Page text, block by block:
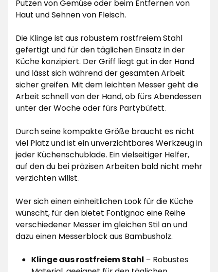
Putzen von Gemüse oder beim Entfernen von
Haut und Sehnen von Fleisch.
Die Klinge ist aus robustem rostfreiem Stahl
gefertigt und für den täglichen Einsatz in der
Küche konzipiert. Der Griff liegt gut in der Hand
und lässt sich während der gesamten Arbeit
sicher greifen. Mit dem leichten Messer geht die
Arbeit schnell von der Hand, ob fürs Abendessen
unter der Woche oder fürs Partybüfett.
Durch seine kompakte Größe braucht es nicht
viel Platz und ist ein unverzichtbares Werkzeug in
jeder Küchenschublade. Ein vielseitiger Helfer,
auf den du bei präzisen Arbeiten bald nicht mehr
verzichten willst.
Wer sich einen einheitlichen Look für die Küche
wünscht, für den bietet Fontignac eine Reihe
verschiedener Messer im gleichen Stil an und
dazu einen Messerblock aus Bambusholz.
Klinge aus rostfreiem Stahl – Robustes